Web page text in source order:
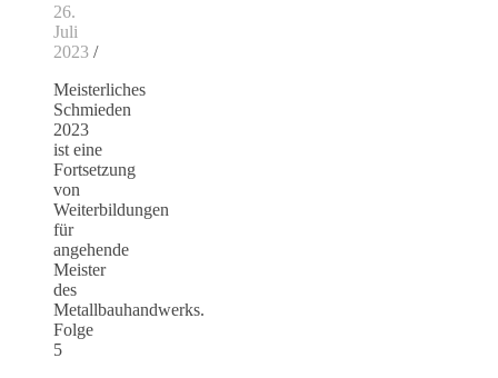
26.
Juli
2023 /
Meisterliches
Schmieden
2023
ist eine
Fortsetzung
von
Weiterbildungen
für
angehende
Meister
des
Metallbauhandwerks.
Folge
5